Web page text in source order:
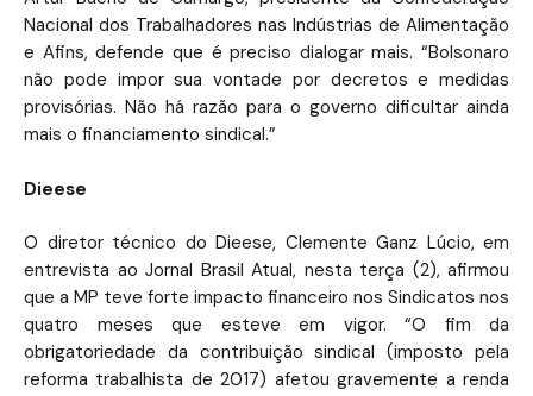
Nacional dos Trabalhadores nas Indústrias de Alimentação
e Afins, defende que é preciso dialogar mais. “Bolsonaro
não pode impor sua vontade por decretos e medidas
provisórias. Não há razão para o governo dificultar ainda
mais o financiamento sindical.”
Dieese
O diretor técnico do Dieese, Clemente Ganz Lúcio, em
entrevista ao Jornal Brasil Atual, nesta terça (2), afirmou
que a MP teve forte impacto financeiro nos Sindicatos nos
quatro meses que esteve em vigor. “O fim da
obrigatoriedade da contribuição sindical (imposto pela
reforma trabalhista de 2017) afetou gravemente a renda